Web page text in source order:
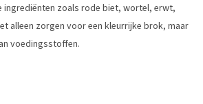
ingrediënten zoals rode biet, wortel, erwt,
alleen zorgen voor een kleurrijke brok, maar
voedingsstoffen.